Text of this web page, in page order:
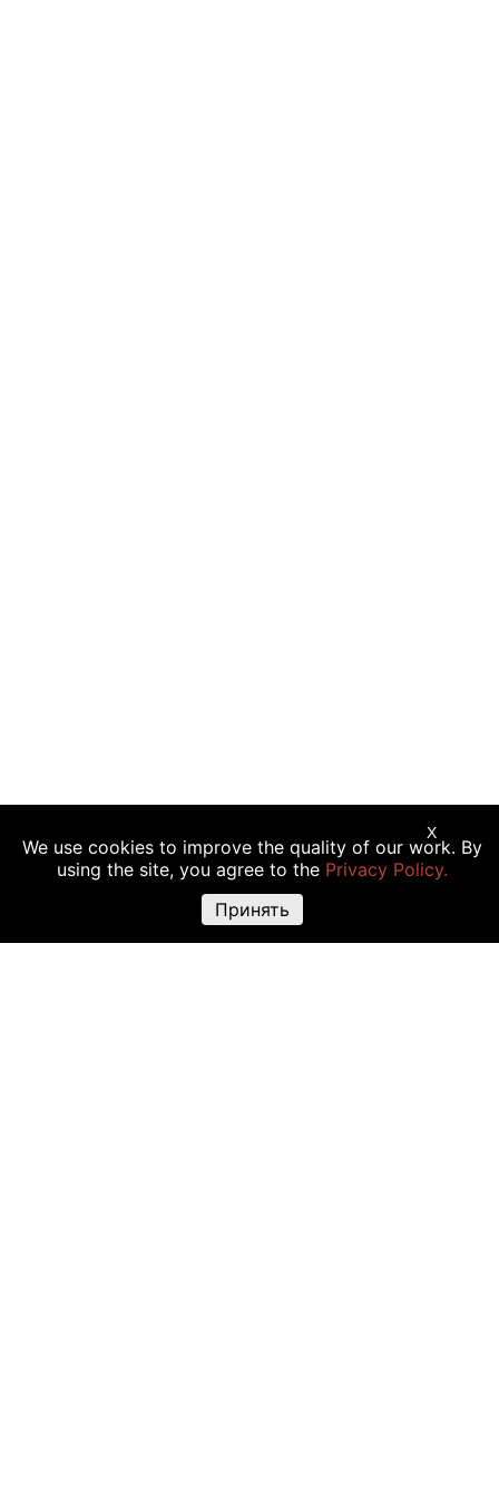
Предупреждение о рисках: Торговые операции с криптовалютой,
акциями и другими финансовыми инструментами подходят не всем
инвесторам, так как сопряжены с риском полной или частичной
утраты вложений. Крайне высокая волатильность стоимости
криптовалюты объясняется прямой зависимостью ее цены от
множества факторов: изменения законодательства, финансовые
We use cookies to improve the quality of our work. By
using the site, you agree to the Privacy Policy.
Принять
X